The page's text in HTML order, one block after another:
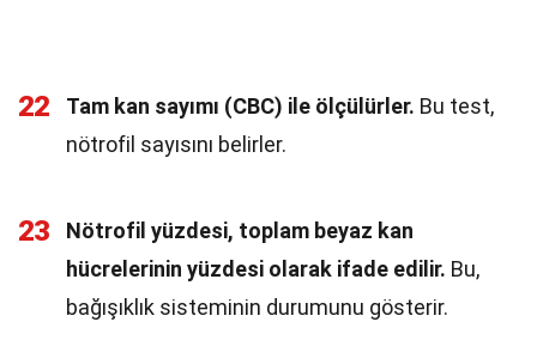
22 Tam kan sayımı (CBC) ile ölçülürler. Bu test,
nötrofil sayısını belirler.
23
Nötrofil yüzdesi, toplam beyaz kan
hücrelerinin yüzdesi olarak ifade edilir. Bu,
bağışıklık sisteminin durumunu gösterir.